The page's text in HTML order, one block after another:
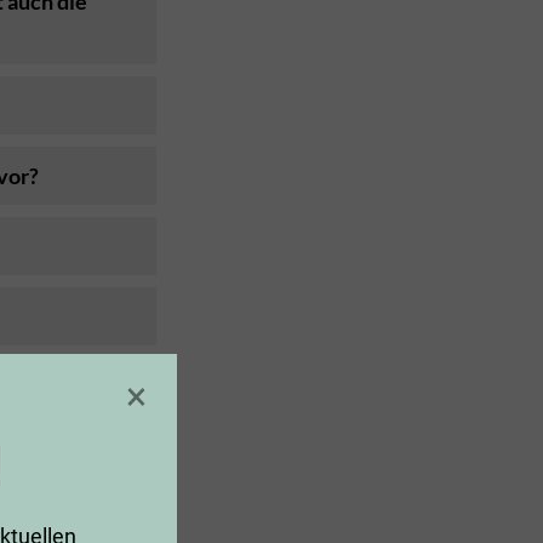
Auswüchse×